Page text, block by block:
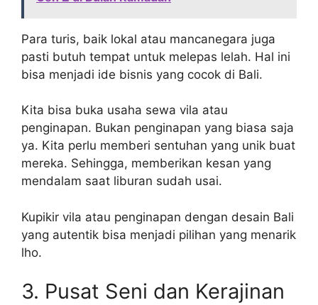
Para turis, baik lokal atau mancanegara juga
pasti butuh tempat untuk melepas lelah. Hal ini
bisa menjadi ide bisnis yang cocok di Bali.
Kita bisa buka usaha sewa vila atau
penginapan. Bukan penginapan yang biasa saja
ya. Kita perlu memberi sentuhan yang unik buat
mereka. Sehingga, memberikan kesan yang
mendalam saat liburan sudah usai.
Kupikir vila atau penginapan dengan desain Bali
yang autentik bisa menjadi pilihan yang menarik
lho.
3. Pusat Seni dan Kerajinan